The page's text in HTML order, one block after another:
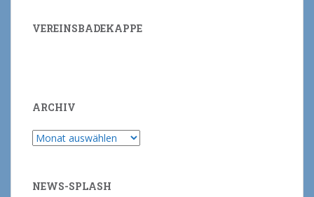
VEREINSBADEKAPPE
ARCHIV
Archiv
NEWS-SPLASH